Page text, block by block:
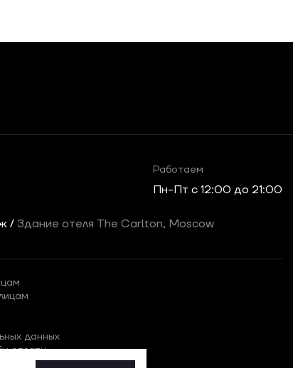
Работаем
Пн-Пт c 12:00 до 21:00
/Здание отеля The Carlton, Moscow
данных
оплаты